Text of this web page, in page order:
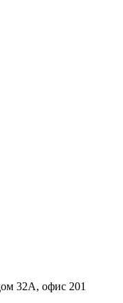
32А, офис 201